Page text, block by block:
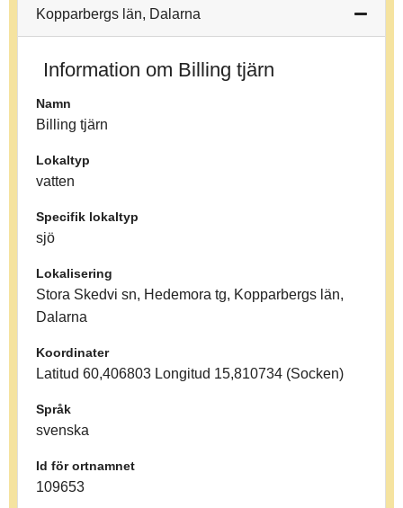
Kopparbergs län, Dalarna
Information om Billing tjärn
Namn
Billing tjärn
Lokaltyp
vatten
Specifik lokaltyp
sjö
Lokalisering
Stora Skedvi sn, Hedemora tg, Kopparbergs län,
Dalarna
Koordinater
Latitud 60,406803 Longitud 15,810734 (Socken)
Språk
svenska
Id för ortnamnet
109653